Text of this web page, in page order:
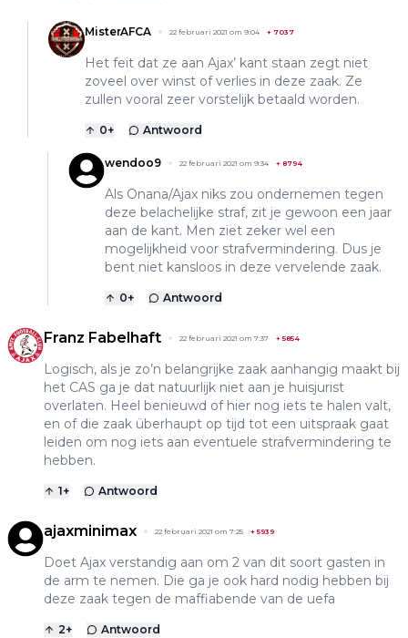
MisterAFCA 22 februari 2021 om 9:04 + 7037
Het feit dat ze aan Ajax’ kant staan zegt niet
zoveel over winst of verlies in deze zaak. Ze
zullen vooral zeer vorstelijk betaald worden.
0+ Antwoord
wendoo9 22 februari 2021 om 9:34 + 8794
Als Onana/Ajax niks zou ondernemen tegen
deze belachelijke straf, zit je gewoon een jaar
aan de kant. Men ziet zeker wel een
mogelijkheid voor strafvermindering. Dus je
bent niet kansloos in deze vervelende zaak.
0+ Antwoord
Franz Fabelhaft 22 februari 2021 om 7:37 +5854
Logisch, als je zo’n belangrijke zaak aanhangig maakt bij
het CAS ga je dat natuurlijk niet aan je huisjurist
overlaten. Heel benieuwd of hier nog iets te halen valt,
en of die zaak überhaupt op tijd tot een uitspraak gaat
leiden om nog iets aan eventuele strafvermindering te
hebben.
1+ Antwoord
ajaxminimax 22 februari 2021 om 7:25 +5939
Doet Ajax verstandig aan om 2 van dit soort gasten in
de arm te nemen. Die ga je ook hard nodig hebben bij
deze zaak tegen de maffiabende van de uefa
2+ Antwoord